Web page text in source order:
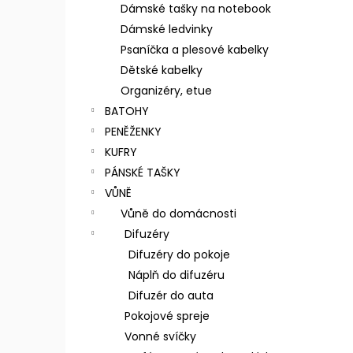
Dámské tašky na notebook
Dámské ledvinky
Psaníčka a plesové kabelky
Dětské kabelky
Organizéry, etue
BATOHY
PENĚŽENKY
KUFRY
PÁNSKÉ TAŠKY
VŮNĚ
Vůně do domácnosti
Difuzéry
Difuzéry do pokoje
Náplň do difuzéru
Difuzér do auta
Pokojové spreje
Vonné svíčky